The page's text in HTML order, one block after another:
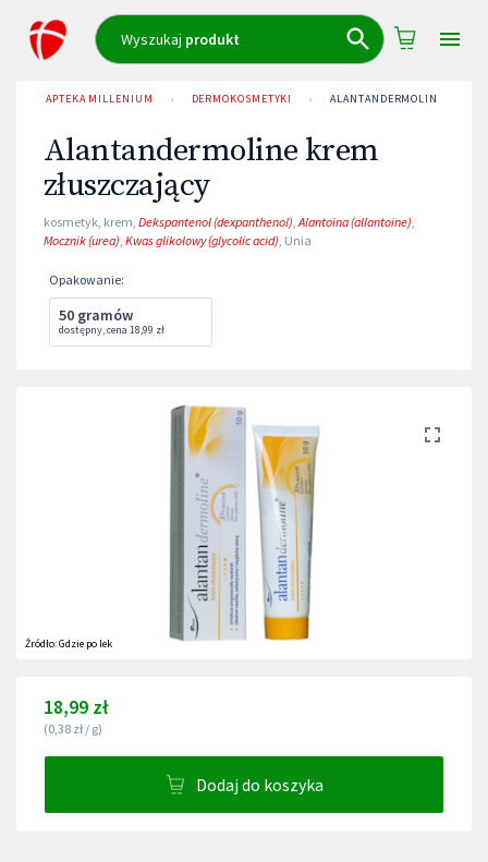
Wyszukaj produkt
APTEKA MILLENIUM › DERMOKOSMETYKI › ALANTANDERMOLINE KREM
Alantandermoline krem
złuszczający
kosmetyk, krem, Dekspantenol (dexpanthenol),Alantoina (allantoine),
Mocznik (urea), Kwas glikolowy (glycolic acid), Unia
Opakowanie:
50 gramów
dostępny,cena 18,99 zł
Źródło:Gdzie po lek
18,99 zł
(0,38 zł / g)
Dodaj do koszyka